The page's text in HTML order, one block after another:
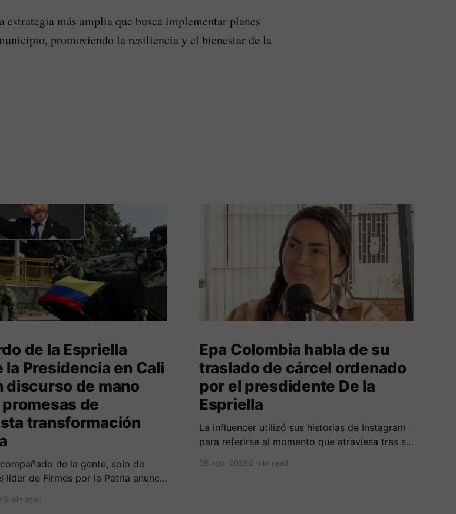
estrategia más amplia que busca implementar planes
promoviendo la resiliencia y el bienestar de la
de la Espriella
la Presidencia en Cali
discurso de mano
de
transformación
de la gente, solo de
líder de Firmes por la Patria anuncia
lucha contra la
3 min read
Epa Colombia habla de su
traslado de cárcel ordenado
por el presdidente De la
Espriella
La influencer utilizó sus historias de Instagram
para referirse al momento que atraviesa tras su
08 ago. 20262 min read